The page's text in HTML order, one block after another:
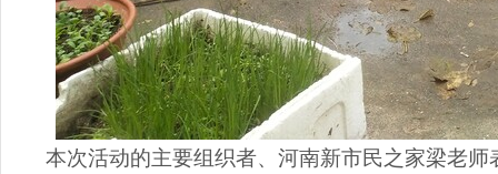
本次活动的主要组织者、 河南新市民之家梁老师